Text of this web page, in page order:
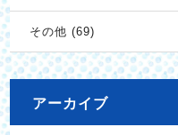
その他 (69)
アーカイブ